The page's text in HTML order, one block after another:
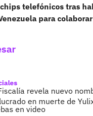
telefónicos tras
para
revela nuevo
en muerte de
en video